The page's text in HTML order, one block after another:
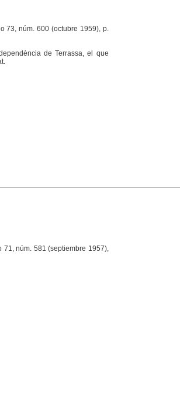
73, núm. 600 (octubre 1959), p.
de Terrassa, el que
71, núm. 581 (septiembre 1957),